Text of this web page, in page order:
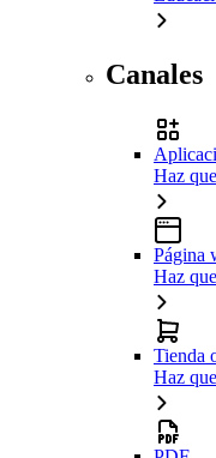
Canales
Haz
Página
Haz
Tienda
Haz